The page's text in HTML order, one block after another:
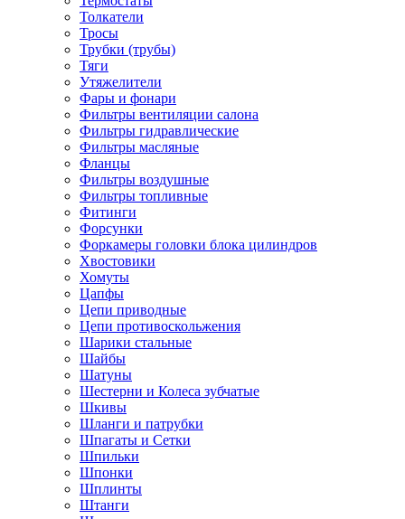
Толкатели
Тросы
Трубки (трубы)
Тяги
Утяжелители
Фары и фонари
Фильтры вентиляции салона
Фильтры гидравлические
Фильтры масляные
Фланцы
Фильтры воздушные
Фильтры топливные
Фитинги
Форсунки
Форкамеры головки блока цилиндров
Хвостовики
Хомуты
Цапфы
Цепи приводные
Цепи противоскольжения
Шарики стальные
Шайбы
Шатуны
Шестерни и Колеса зубчатые
Шкивы
Шланги и патрубки
Шпагаты и Сетки
Шпильки
Шпонки
Шплинты
Штанги